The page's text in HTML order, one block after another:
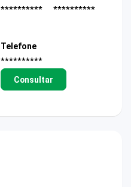
**********
**********
Telefone
**********
Consultar